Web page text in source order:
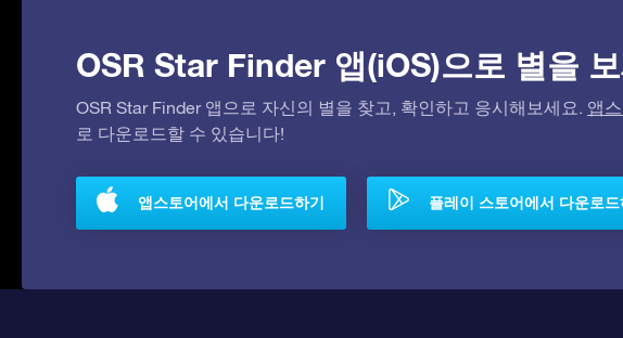
OSR Star Finder 앱(iOS)으로 별을
OSR Star Finder 앱으로 자신의 별을 찾고, 확인하고 응시해보세요. 앱
로 다운로드할 수 있습니다!
앱스토어에서 다운로드하기 플레이 스토어에서 다운로드